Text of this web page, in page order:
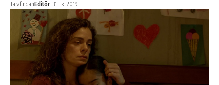
TarafındanEditör 31 Eki 2019